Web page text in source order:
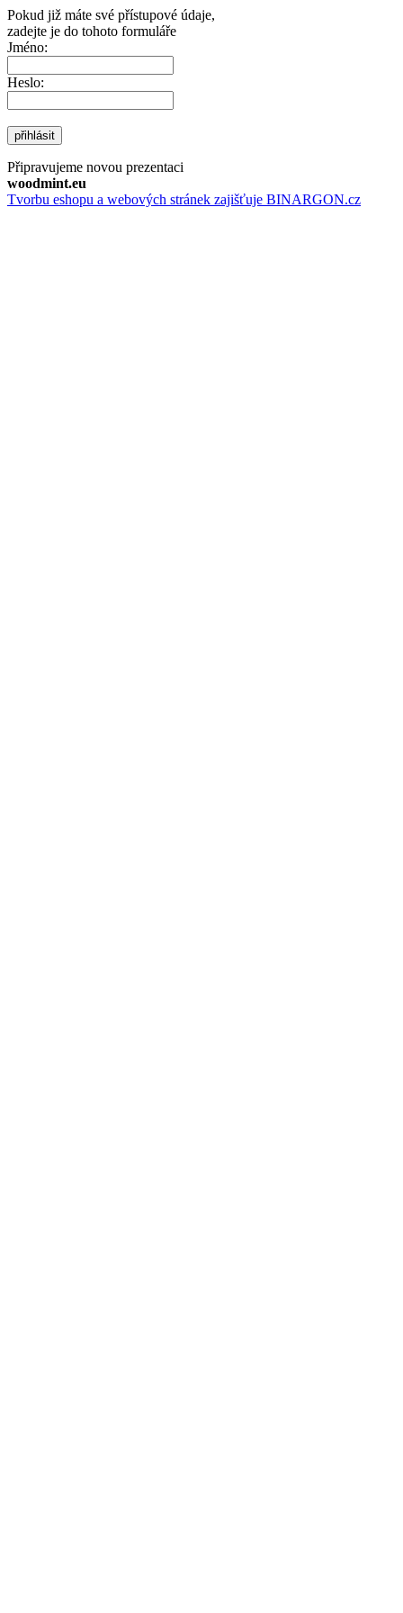
Pokud již máte své přístupové údaje,
zadejte je do tohoto formuláře
Jméno:
Heslo:
přihlásit
Připravujeme novou prezentaci
woodmint.eu
Tvorbu eshopu a webových stránek zajišťuje BINARGON.cz